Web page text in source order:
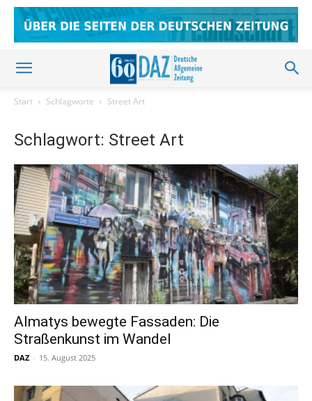
Start Schlagworte Street Art
Schlagwort: Street Art
Almatys bewegte Fassaden: Die
Straßenkunst im Wandel
DAZ - 15. August 2025